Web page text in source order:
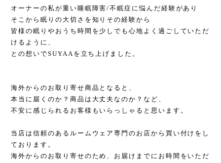
オーナーの私が重い睡眠障害/不眠症に悩んだ経験があり
そこから眠りの大切さを知りその経験から
皆様の眠りやおうち時間を少しでも心地よく過ごしていただ
けるように、
との想いでSUYAAを立ち上げました。
海外からのお取り寄せ商品となると、
本当に届くのか？商品は大丈夫なのか？など、
不安に感じられるお客様もいらっしゃると思います。
当店は信頼のあるルームウェア専門のお店から買い付けをし
ております。
海外からのお取り寄せのため、お届けまでにお時間をいただ